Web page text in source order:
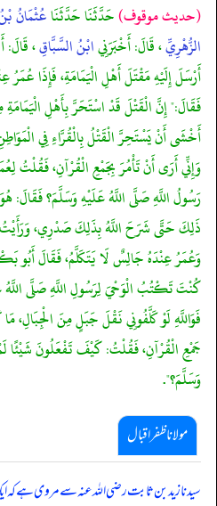
(حديث موقوف)حَدَّثَنَا حَدَّثَنَاعُثْمَانُ
الزُّهْرِيِّ، قَالَ: أَخْبَرَنِيابْنُ السَّبَّاقِ، قَالَ:
أَرْسَلَ إِلَيْهِ مَقْتَلَ أَهْلِ الْيَمَامَةِ، فَإِذَا عُمَرُ
فَقَالَ:" إِنَّ الْقَتْلَ قَدْ اسْتَحَرَّ بِأَهْلِ الْيَمَامَةِ
أَخْشَى أَنْ يَسْتَحِرَّ الْقَتْلُ بِالْقُرَّاءِ فِي
وَإِنِّي أَرَى أَنْ تَأْمُرَ بِجَمْعِ الْقُرْآنِ، فَقُلْتُ
رَسُولُ اللَّهِ صَلَّى اللَّهُ عَلَيْهِ وَسَلَّمَ؟ فَقَالَ:
ذَلِكَ حَتَّى شَرَحَ اللَّهُ بِذَلِكَ صَدْرِي،
وَعُمَرُ عِنْدَهُ جَالِسٌ لَا يَتَكَلَّمُ، فَقَالَ أَبُو
كُنْتَ تَكْتُبُ الْوَحْيَ لِرَسُولِ اللَّهِ صَلَّى اللَّهُ
فَوَاللَّهِ لَوْ كَلَّفُونِي نَقْلَ جَبَلٍ مِنَ الْجِبَالِ،
جَمْعِ الْقُرْآنِ، فَقُلْتُ: كَيْفَ تَفْعَلُونَ شَيْئًا
وَسَلَّمَ؟".
مولانا ظفر اقبال
سیدنا زید بن ثابت رضی اللہ عنہ سے مروی ہے کہ